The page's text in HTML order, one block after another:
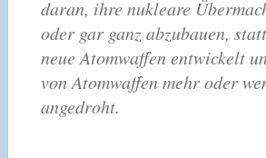
daran, ihre nukleare
oder gar ganz abzubauen,
neue Atomwaffen entwickelt
von Atomwaffen mehr oder
angedroht.